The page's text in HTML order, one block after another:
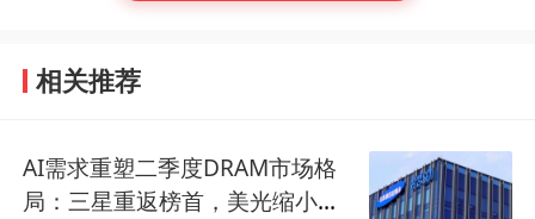
相关推荐
AI需求重塑二季度DRAM市场格
局：三星重返榜首，美光缩小差